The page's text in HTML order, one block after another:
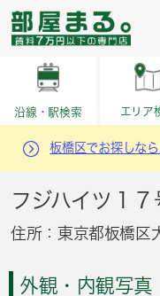
沿線・駅検索 エリア
板橋区でお探しな
フジハイツ１７
住所：東京都板橋区
外観・内観写真